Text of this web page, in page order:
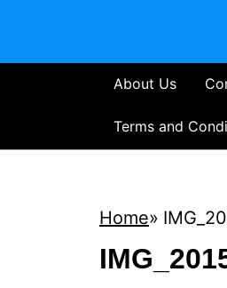
About Us
Terms and
Home